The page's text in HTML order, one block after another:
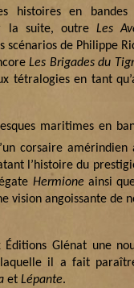
histoires en bandes
la suite, outreLes
scénarios de Philippe
Les Brigades du
tétralogies en tant
maritimes en
corsaire
l’histoire du
Hermioneainsi
vision angoissante
Glénat une
laquelle il a fait
et Lépante.